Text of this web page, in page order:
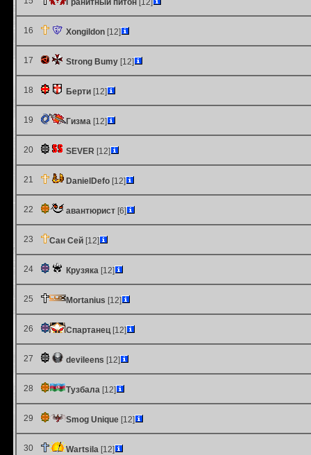
Гранитный питон [12]
16 Xongildon [12]
17 Strong Bumy [12]
18 Берти [12]
19 Гизма [12]
20 SEVER [12]
21 DanielDefo [12]
22 авантюрист [6]
23 Сан Сей [12]
24 Крузяка [12]
25 Mortanius [12]
26 Спартанец[12]
27 devileens [12]
28 Тузбала [12]
29 Smog Unique [12]
30 Wartsila [12]